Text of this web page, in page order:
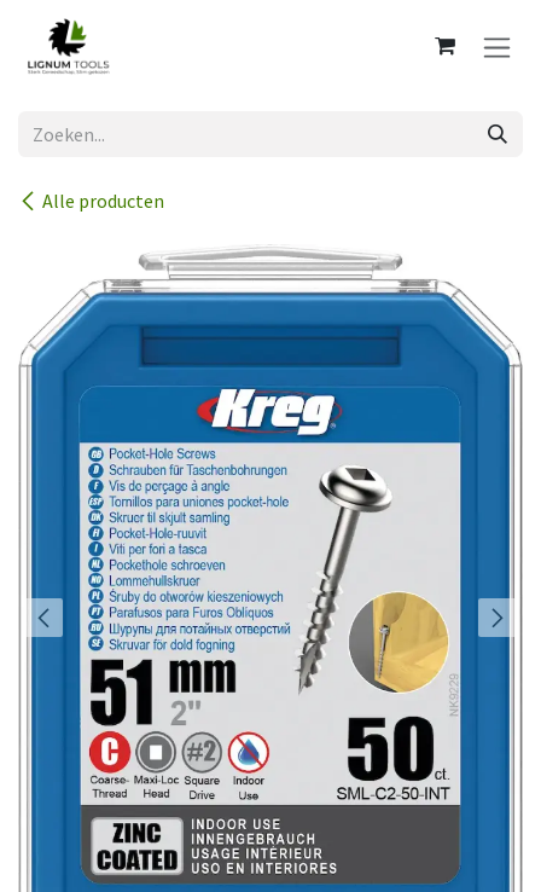
Overslaan naar inhoud
Alle producten